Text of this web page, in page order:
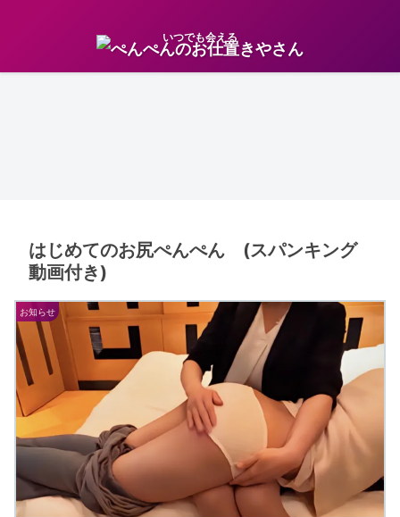
いつでも会える
はじめてのお尻ぺんぺん (スパンキング
動画付き)
お知らせ